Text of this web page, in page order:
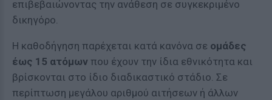
επιβεβαιώνοντας την ανάθεση σε συγκεκριμένο
δικηγόρο.
Η καθοδήγηση παρέχεται κατά κανόνα σε ομάδες
έως 15 ατόμων που έχουν την ίδια εθνικότητα και
βρίσκονται στο ίδιο διαδικαστικό στάδιο. Σε
περίπτωση μεγάλου αριθμού αιτήσεων ή άλλων